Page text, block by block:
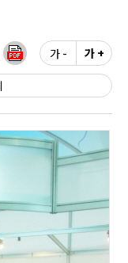
가 - 가 +